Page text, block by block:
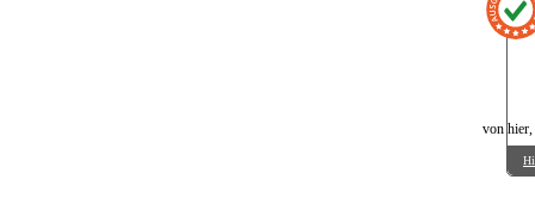
von hier,